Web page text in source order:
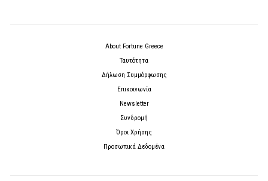
About Fortune Greece
Ταυτότητα
Δήλωση Συμμόρφωσης
Επικοινωνία
Newsletter
Συνδρομή
Όροι Χρήσης
Προσωπικά Δεδομένα